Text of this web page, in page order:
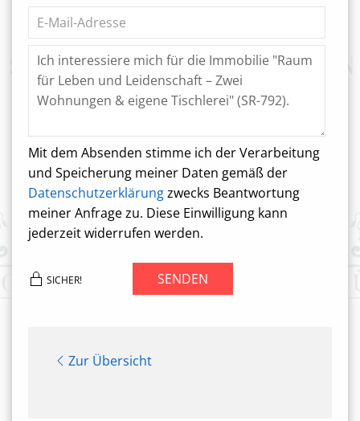
Mit dem Absenden stimme ich der Verarbeitung
und Speicherung meiner Daten gemäß der
Datenschutzerklärungzwecks Beantwortung
meiner Anfrage zu. Diese Einwilligung kann
jederzeit widerrufen werden.
SICHER! SENDEN
Zur Übersicht